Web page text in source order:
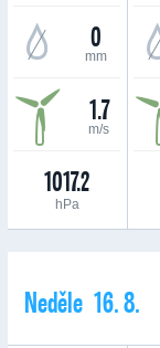
0
mm
1.7
m/s
1017.2
hPa
Neděle 16. 8.